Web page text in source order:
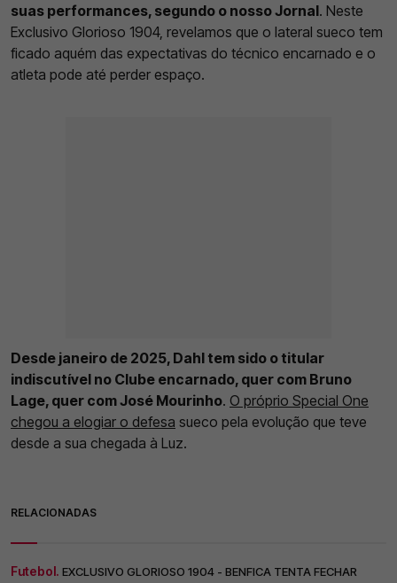
suas performances, segundo o nosso Jornal. Neste
Exclusivo Glorioso 1904, revelamos que o lateral sueco tem
ficado aquém das expectativas do técnico encarnado e o
atleta pode até perder espaço.
Desde janeiro de 2025, Dahl tem sido o titular
indiscutível no Clube encarnado, quer com Bruno
Lage, quer com José Mourinho. O próprio Special One
chegou a elogiar o defesa sueco pela evolução que teve
desde a sua chegada à Luz.
RELACIONADAS
Futebol. EXCLUSIVO GLORIOSO 1904 - BENFICA TENTA FECHAR